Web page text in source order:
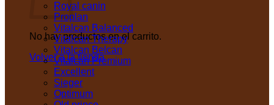
No hay productos en el carrito.
Volver a la tienda
Royal canin
Proplan
Vitalcan Balanced
Vitalcan Therapy
Vitalcan Belcan
Vitalcan Premium
Excellent
Sieger
Optimum